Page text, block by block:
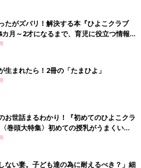
たがズバリ！解決する本『ひよこクラブ
月～2才になるまで、育児に役立つ情報が
生まれたら！2冊の「たまひよ」
お世話まるわかり！『初めてのひよこクラ
巻頭大特集〉初めての授乳がうまくい
い・ミルクの基本と夏のトラブル 解決テ
ない妻。子ども達の為に耐えるべき？」細